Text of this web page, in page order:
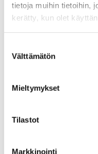
tietoja muihin tietoihin,
kerätty, kun olet
valinta
Välttämätön
Mieltymykset
Tilastot
Markkinointi
Lisätietoja